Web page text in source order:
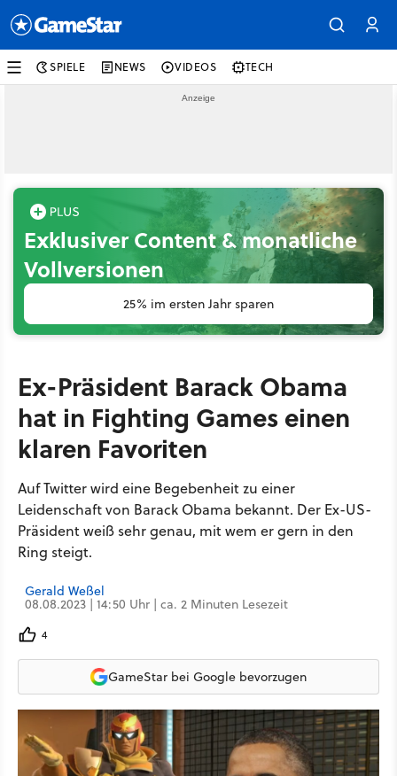
SPIELE NEWS VIDEOS TECH
Exklusiver Content & monatliche
Vollversionen
25% im ersten Jahr sparen
Ex-Präsident Barack Obama
hat in Fighting Games einen
klaren Favoriten
Auf Twitter wird eine Begebenheit zu einer
Leidenschaft von Barack Obama bekannt. Der Ex-US-
Präsident weiß sehr genau, mit wem er gern in den
Ring steigt.
Gerald Weßel
08.08.2023 | 14:50 Uhr | ca. 2 Minuten Lesezeit
4
GameStar bei Google bevorzugen